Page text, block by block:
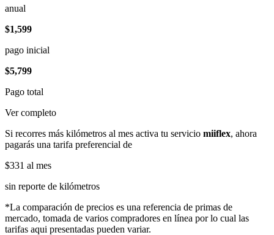
anual
$1,599
pago inicial
$5,799
Pago total
Ver completo
Si recorres más kilómetros al mes activa tu servicio miiflex, ahora
pagarás una tarifa preferencial de
$331 al mes
sin reporte de kilómetros
*La comparación de precios es una referencia de primas de
mercado, tomada de varios compradores en línea por lo cual las
tarifas aqui presentadas pueden variar.